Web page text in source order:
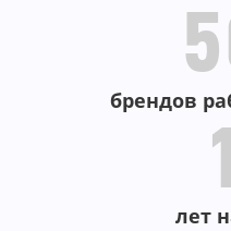
брендов
лет